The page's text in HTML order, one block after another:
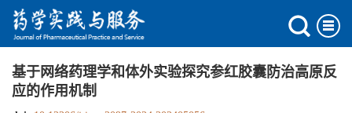
基于网络药理学和体外实验探究参红胶囊防治高原反
应的作用机制